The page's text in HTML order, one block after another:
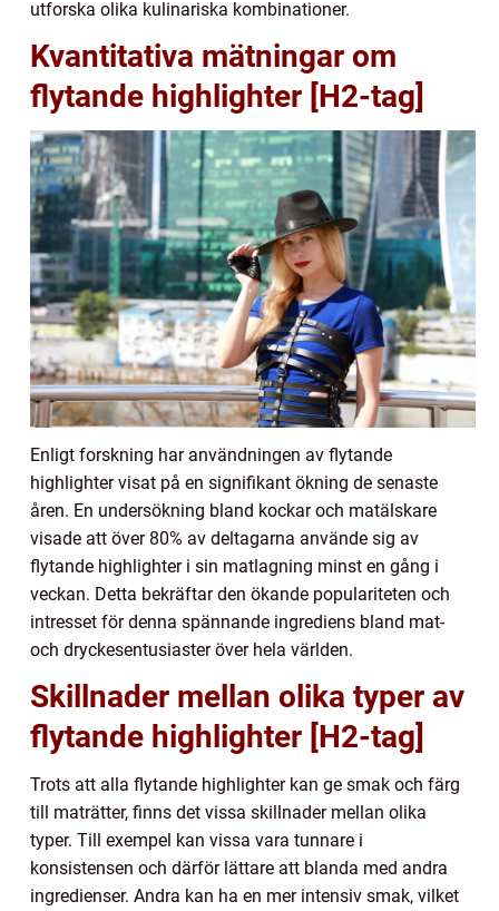
utforska olika kulinariska kombinationer.
Kvantitativa mätningar om
flytande highlighter [H2-tag]
Enligt forskning har användningen av flytande
highlighter visat på en signifikant ökning de senaste
åren. En undersökning bland kockar och matälskare
visade att över 80% av deltagarna använde sig av
flytande highlighter i sin matlagning minst en gång i
veckan. Detta bekräftar den ökande populariteten och
intresset för denna spännande ingrediens bland mat-
och dryckesentusiaster över hela världen.
Skillnader mellan olika typer av
flytande highlighter [H2-tag]
Trots att alla flytande highlighter kan ge smak och färg
till maträtter, finns det vissa skillnader mellan olika
typer. Till exempel kan vissa vara tunnare i
konsistensen och därför lättare att blanda med andra
ingredienser. Andra kan ha en mer intensiv smak, vilket